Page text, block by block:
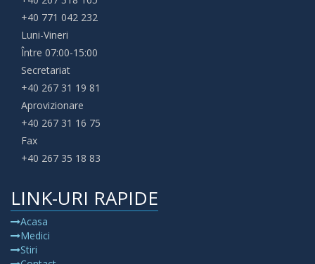
+40 771 042 232
Luni-Vineri
Între 07:00-15:00
Secretariat
+40 267 31 19 81
Aprovizionare
+40 267 31 16 75
Fax
+40 267 35 18 83
LINK-URI RAPIDE
Acasa
Medici
Stiri